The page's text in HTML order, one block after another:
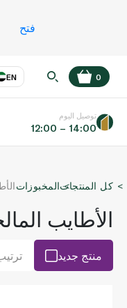
فتح
EN
عر
0
توصيل اليوم
12:00 – 14:00
كل المنتجاتالمخبوزات
الأطايب
منتج جديد